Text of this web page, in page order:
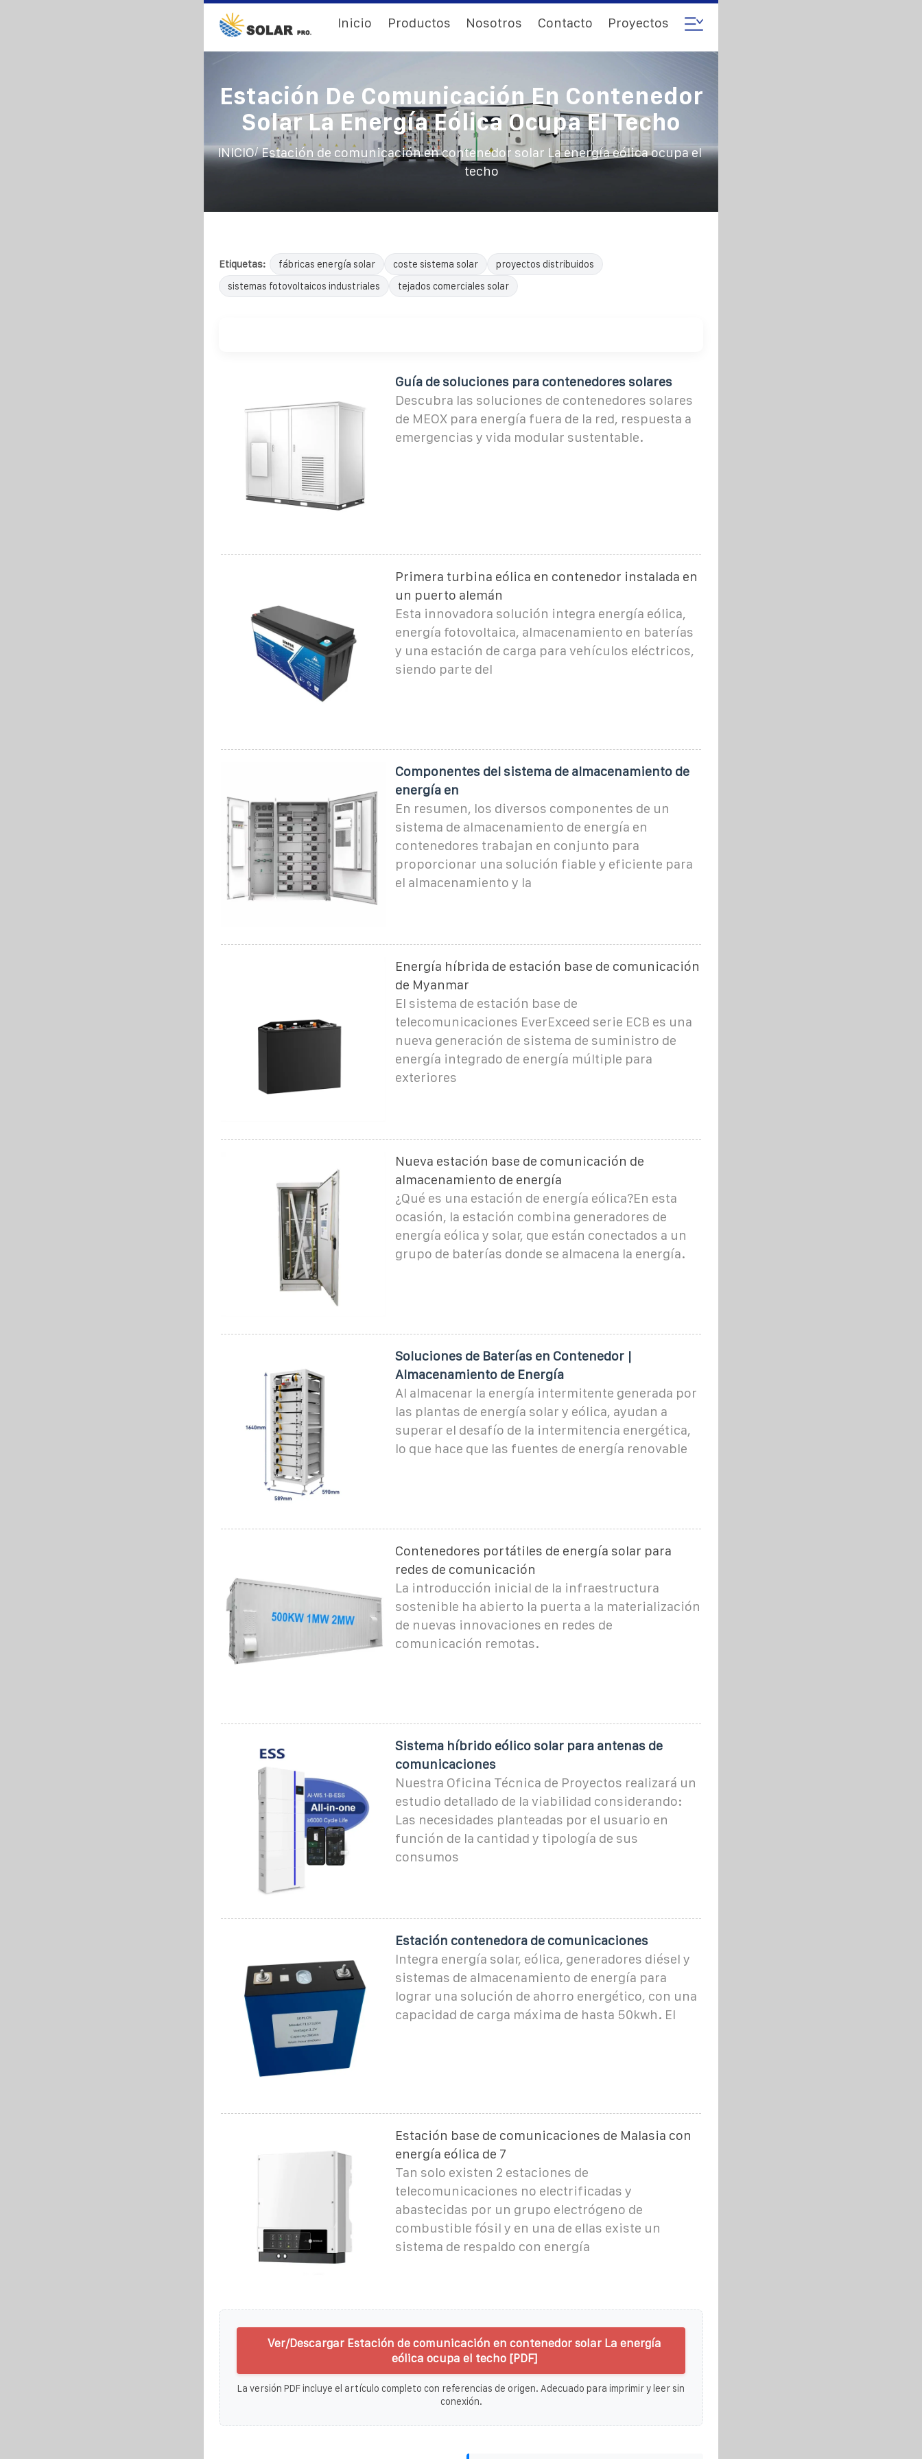
Inicio Productos Nosotros Contacto Proyectos
Estación De Comunicación En Contenedor
Solar La Energía Eólica Ocupa El Techo
INICIO/ Estación de comunicación en contenedor solar La energía eólica ocupa el
techo
Etiquetas: fábricas energía solar coste sistema solar
proyectos distribuidos
sistemas fotovoltaicos industriales
tejados comerciales solar
Guía de soluciones para contenedores solares
Descubra las soluciones de contenedores solares
de MEOX para energía fuera de la red, respuesta a
emergencias y vida modular sustentable.
Primera turbina eólica en contenedor instalada en
un puerto alemán
Esta innovadora solución integra energía eólica,
energía fotovoltaica, almacenamiento en baterías
y una estación de carga para vehículos eléctricos,
siendo parte del
Componentes del sistema de almacenamiento de
energía en
En resumen, los diversos componentes de un
sistema de almacenamiento de energía en
contenedores trabajan en conjunto para
proporcionar una solución fiable y eficiente para
el almacenamiento y la
Energía híbrida de estación base de comunicación
de Myanmar
El sistema de estación base de
telecomunicaciones EverExceed serie ECB es una
nueva generación de sistema de suministro de
energía integrado de energía múltiple para
exteriores
Nueva estación base de comunicación de
almacenamiento de energía
¿Qué es una estación de energía eólica?En esta
ocasión, la estación combina generadores de
energía eólica y solar, que están conectados a un
grupo de baterías donde se almacena la energía.
Soluciones de Baterías en Contenedor |
Almacenamiento de Energía
Al almacenar la energía intermitente generada por
las plantas de energía solar y eólica, ayudan a
superar el desafío de la intermitencia energética,
lo que hace que las fuentes de energía renovable
Contenedores portátiles de energía solar para
redes de comunicación
La introducción inicial de la infraestructura
sostenible ha abierto la puerta a la materialización
de nuevas innovaciones en redes de
comunicación remotas.
Sistema híbrido eólico solar para antenas de
comunicaciones
Nuestra Oficina Técnica de Proyectos realizará un
estudio detallado de la viabilidad considerando:
Las necesidades planteadas por el usuario en
función de la cantidad y tipología de sus
consumos
Estación contenedora de comunicaciones
Integra energía solar, eólica, generadores diésel y
sistemas de almacenamiento de energía para
lograr una solución de ahorro energético, con una
capacidad de carga máxima de hasta 50kwh. El
Estación base de comunicaciones de Malasia con
energía eólica de 7
Tan solo existen 2 estaciones de
telecomunicaciones no electrificadas y
abastecidas por un grupo electrógeno de
combustible fósil y en una de ellas existe un
sistema de respaldo con energía
Ver/Descargar Estación de comunicación en contenedor solar La energía
eólica ocupa el techo [PDF]
La versión PDF incluye el artículo completo con referencias de origen. Adecuado para imprimir y leer sin
conexión.